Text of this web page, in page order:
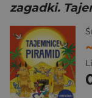
zagadki.